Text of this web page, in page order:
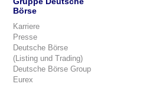
Börse
Karriere
Presse
Deutsche Börse
(Listing und Trading)
Deutsche Börse Group
Eurex